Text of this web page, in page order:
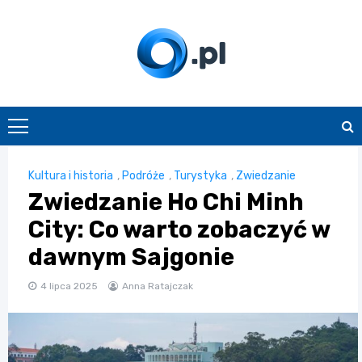
O.pl
Kultura i historia , Podróże , Turystyka , Zwiedzanie
Zwiedzanie Ho Chi Minh
City: Co warto zobaczyć w
dawnym Sajgonie
4 lipca 2025 Anna Ratajczak